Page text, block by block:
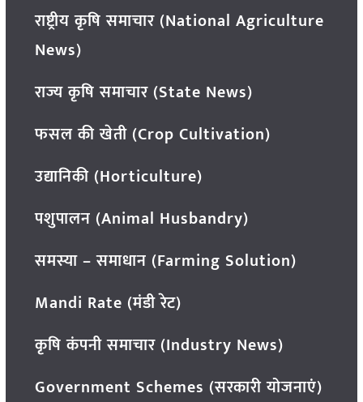
राष्ट्रीय कृषि समाचार (National Agriculture
News)
राज्य कृषि समाचार (State News)
फसल की खेती (Crop Cultivation)
उद्यानिकी (Horticulture)
पशुपालन (Animal Husbandry)
समस्या – समाधान (Farming Solution)
Mandi Rate (मंडी रेट)
कृषि कंपनी समाचार (Industry News)
Government Schemes (सरकारी योजनाएं)